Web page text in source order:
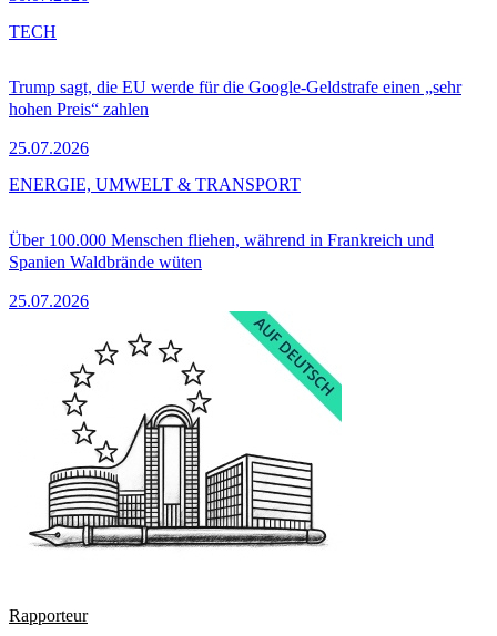
Trump sagt, die EU werde für die Google-Geldstrafe einen „sehr
hohen Preis“ zahlen
25.07.2026
TECH
Über 100.000 Menschen fliehen, während in Frankreich und
Spanien Waldbrände wüten
25.07.2026
ENERGIE, UMWELT & TRANSPORT
Rapporteur